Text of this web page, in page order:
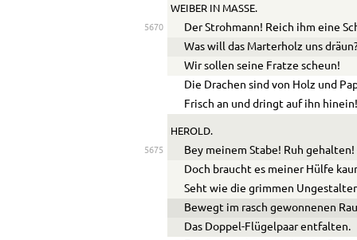
WEIBER IN MASSE.
5670
Der Strohmann! Reich ihm eine
Was will das Marterholz uns
Wir sollen seine Fratze scheun!
Die Drachen sind von Holz und
Frisch an und dringt auf ihn
HEROLD.
5675
Bey meinem Stabe! Ruh gehalten!
Doch braucht es meiner Hülfe
Seht wie die grimmen
Bewegt im rasch gewonnenen
Das Doppel-Flügelpaar entfalten.